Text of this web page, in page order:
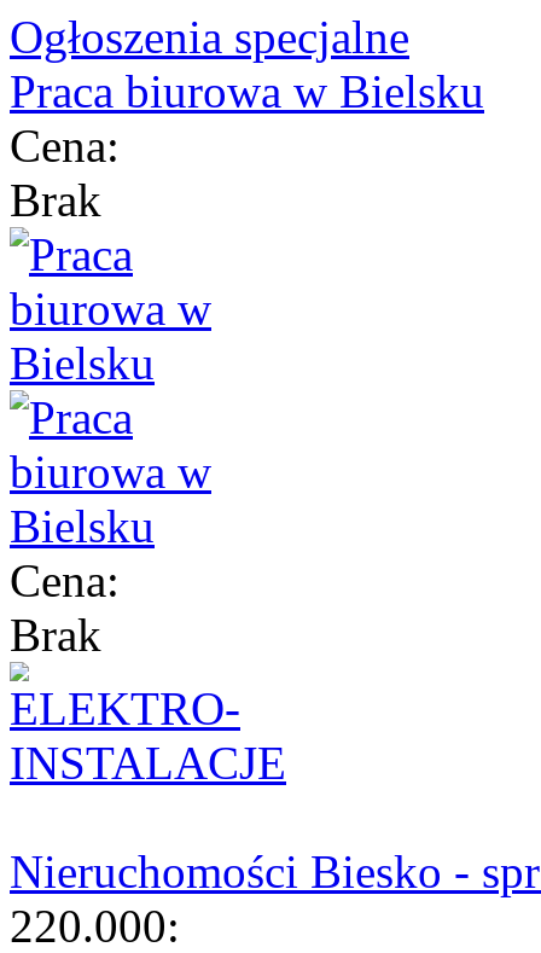
Ogłoszenia specjalne
Praca biurowa w Bielsku
Cena:
Brak
Cena:
Brak
Nieruchomości Biesko -
220.000: